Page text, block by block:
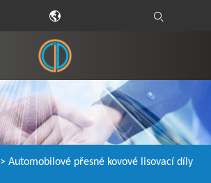
>Automobilové přesné kovové lisovací díly